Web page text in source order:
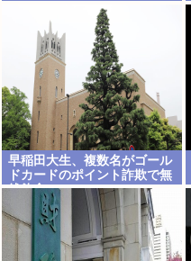
早稲田大生、複数名がゴール
ドカードのポイント詐欺で無
銭飲食